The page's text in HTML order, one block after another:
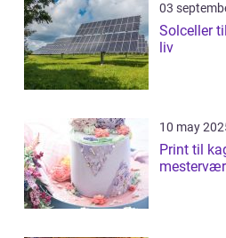
03
Solceller
liv
10 may
Print til